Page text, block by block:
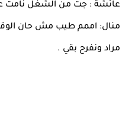
عائشة : جت من الشغل نامت
منال: اممم طيب مش حان
مراد ونفرح بقي .